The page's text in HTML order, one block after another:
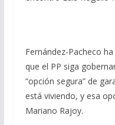
Fernández-Pacheco
que el PP siga
“opción segura” de
está viviendo, y esa
Mariano Rajoy.